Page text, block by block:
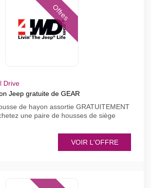
Offres
Drive
Jeep gratuite de GEAR
de hayon assortie GRATUITEMENT
une paire de housses de siège
VOIR L'OFFRE